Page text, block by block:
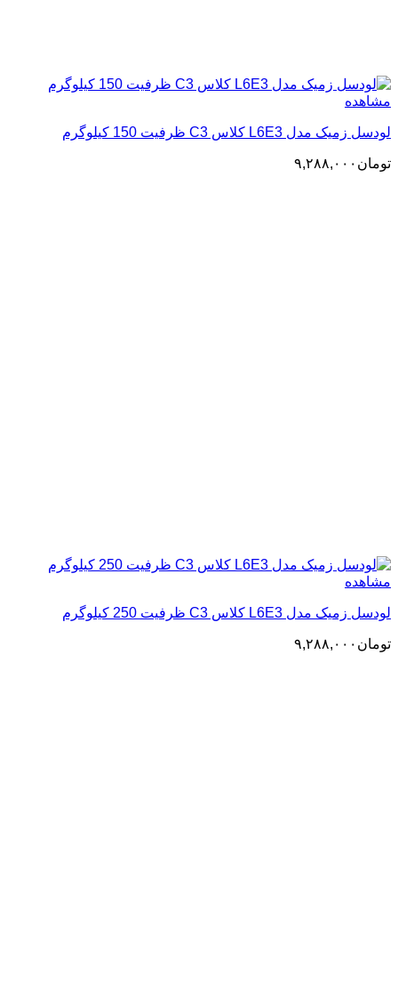
مشاهده
لودسل زمیک مدل L6E3 کلاس C3 ظرفیت 150 کیلوگرم
تومان ۹,۲۸۸,۰۰۰
مشاهده
لودسل زمیک مدل L6E3 کلاس C3 ظرفیت 250 کیلوگرم
تومان ۹,۲۸۸,۰۰۰